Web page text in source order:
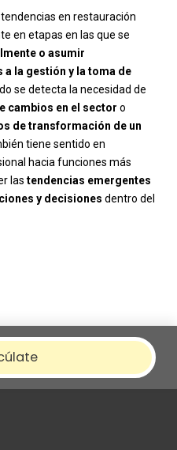
tendencias en restauración
en etapas en las que se
o asumir
la gestión y la toma de
se detecta la necesidad de
cambios en el sector o
de transformación de un
tiene sentido en
hacia funciones más
las tendencias emergentes
y decisiones dentro del